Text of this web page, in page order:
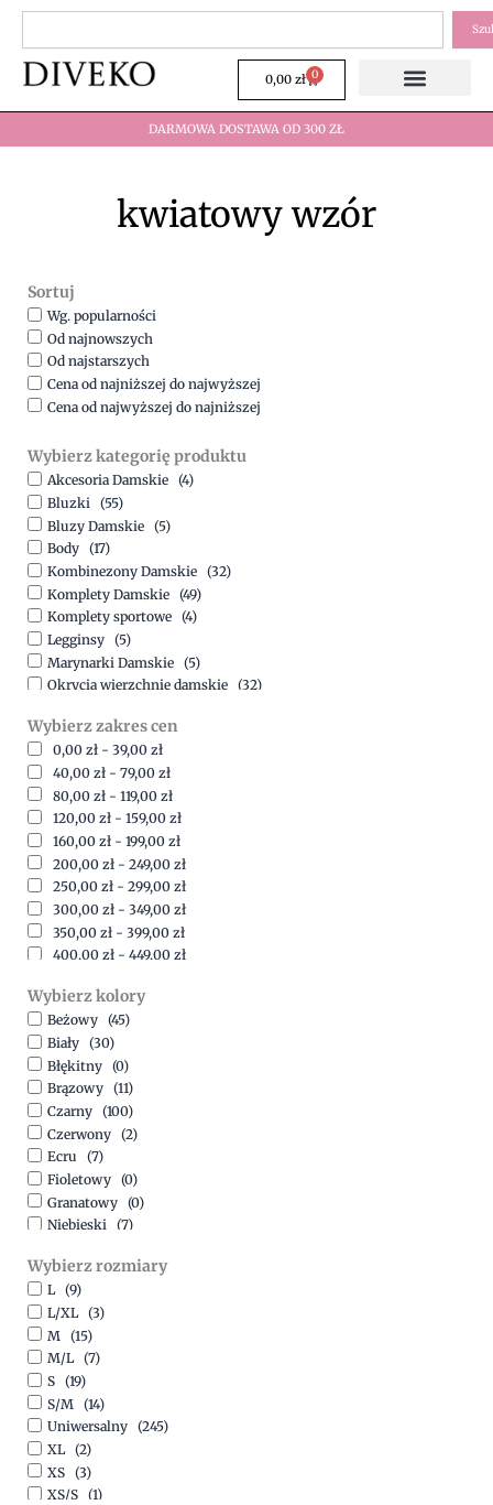
Przejdź
treści
0,00 zł 0
Wózek
DARMOWA DOSTAWA OD 300 ZŁ
kwiatowy wzór
Sortuj
Wg. popularności
Od najnowszych
Od najstarszych
Cena od najniższej do najwyższej
Cena od najwyższej do najniższej
Wybierz kategorię produktu
Akcesoria Damskie (4)
Bluzki (55)
Bluzy Damskie (5)
Body (17)
Kombinezony Damskie (32)
Komplety Damskie (49)
Komplety sportowe (4)
Legginsy (5)
Marynarki Damskie (5)
Okrycia wierzchnie damskie (32)
Spodnie (15)
Sukienki (41)
Swetry Damskie (19)
Szorty (7)
Wybierz zakres cen
0,00 zł - 39,00 zł
40,00 zł - 79,00 zł
80,00 zł - 119,00 zł
120,00 zł - 159,00 zł
160,00 zł - 199,00 zł
200,00 zł - 249,00 zł
250,00 zł - 299,00 zł
300,00 zł - 349,00 zł
350,00 zł - 399,00 zł
400,00 zł - 449,00 zł
500,00zł-1500,00
Wybierz kolory
Beżowy (45)
Biały (30)
Błękitny (0)
Brązowy (11)
Czarny (100)
Czerwony (2)
Ecru
(7)
Fioletowy (0)
Granatowy (0)
Niebieski (7)
Pomarańczowy
(2)
Różowy
Srebrny
Szary
Turkusowy
Zielony
Złoty
(1)
Wybierz rozmiary
L (9)
L/XL (3)
M (15)
M/L (7)
S (19)
S/M (14)
Uniwersalny (245)
XL (2)
XS (3)
XS/S (1)